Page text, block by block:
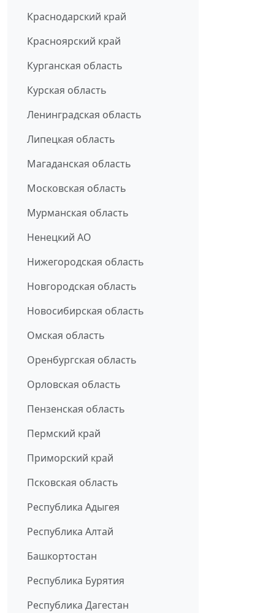
Краснодарский край
Красноярский край
Курганская область
Курская область
Ленинградская область
Липецкая область
Магаданская область
Московская область
Мурманская область
Ненецкий АО
Нижегородская область
Новгородская область
Новосибирская область
Омская область
Оренбургская область
Орловская область
Пензенская область
Пермский край
Приморский край
Псковская область
Республика Адыгея
Республика Алтай
Башкортостан
Республика Бурятия
Республика Дагестан